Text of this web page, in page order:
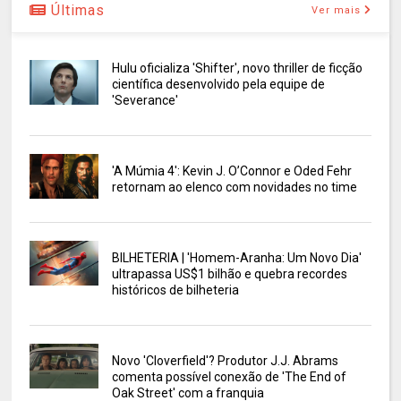
Últimas Ver mais
Hulu oficializa 'Shifter', novo thriller de ficção
científica desenvolvido pela equipe de
'Severance'
'A Múmia 4': Kevin J. O’Connor e Oded Fehr
retornam ao elenco com novidades no time
BILHETERIA | 'Homem-Aranha: Um Novo Dia'
ultrapassa US$1 bilhão e quebra recordes
históricos de bilheteria
Novo 'Cloverfield'? Produtor J.J. Abrams
comenta possível conexão de 'The End of
Oak Street' com a franquia